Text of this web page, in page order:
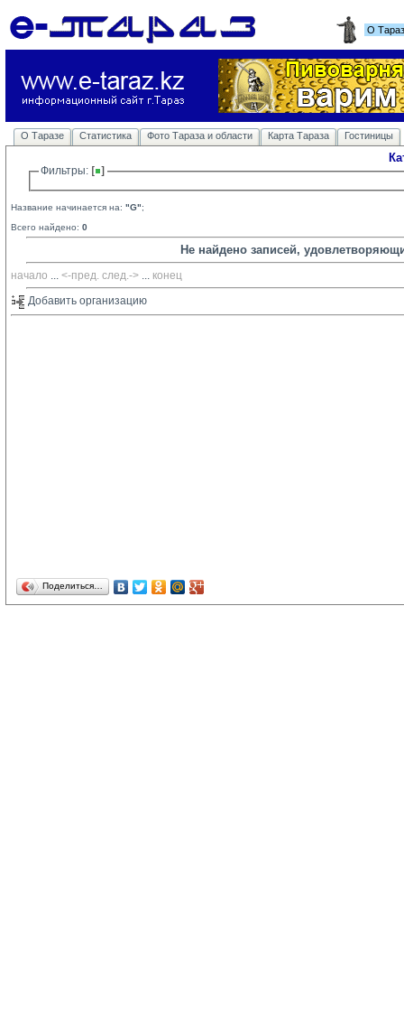
О
О Таразе Статистика Фото Тараза и области Карта Тараза Гостиницы
Фильтры:
Название начинается на: "G";
Всего найдено: 0
Не найдено записей,
начало ... <-пред. след.-> ... конец
Добавить организацию
Поделиться…